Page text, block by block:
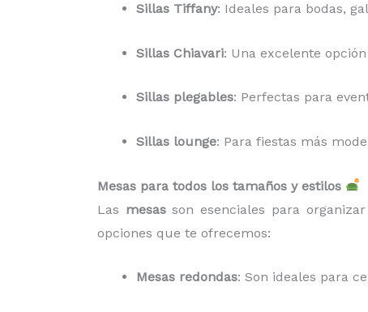
Sillas Tiffany: Ideales para bodas,
Sillas Chiavari: Una excelente
Sillas plegables: Perfectas para
Sillas lounge: Para fiestas más
Mesas para todos los tamaños y estilos
Las mesasson esenciales para
opciones que te ofrecemos:
Mesas redondas: Son ideales para